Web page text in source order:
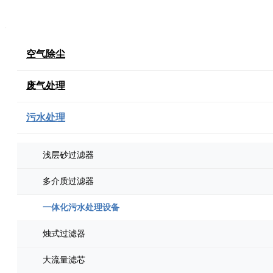
空气除尘
废气处理
污水处理
浅层砂过滤器
多介质过滤器
一体化污水处理设备
烛式过滤器
大流量滤芯